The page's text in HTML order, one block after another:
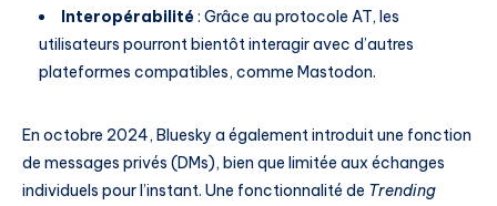
Interopérabilité: Grâce au protocole AT, les
utilisateurs pourront bientôt interagir avec d’autres
plateformes compatibles, comme Mastodon.
En octobre 2024, Bluesky a également introduit une fonction
de messages privés (DMs), bien que limitée aux échanges
individuels pour l’instant. Une fonctionnalité de Trending